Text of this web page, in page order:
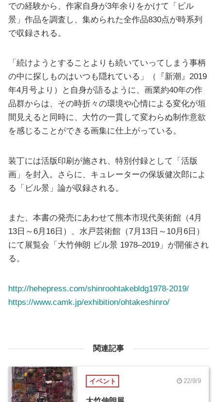
での経験から、作家自身が3年余りをかけて「ビル
景」作品を調査し、集められた全作品830点が時系列
で収録される。
「続けようとすることよりも続いていってしまう事柄
の中に探しものはいつも隠れている」（『新潮』2019
年4月号より）と自身が語るように、画業約40年の作
品群からは、その時折々の環境や心情による変化が垣
間見えると同時に、大竹の一貫して変わらぬ制作意欲
を感じることができる画集に仕上がっている。
装丁には活版印刷が施され、特別付録として「活版
画」を封入。さらに、キュレーターの保坂健次郎によ
る「ビル景」論が収録される。
また、本書の発売にあわせて熊本市現代美術館（4月
13日～6月16日）、水戸芸術館（7月13日～10月6日）
にて展覧会「大竹伸朗 ビル景 1978–2019」が開催され
る。
http://hehepress.com/shinroohtakebldg1978-2019/
https://www.camk.jp/exhibition/ohtakeshinro/
関連記事
イベント 22/9/9